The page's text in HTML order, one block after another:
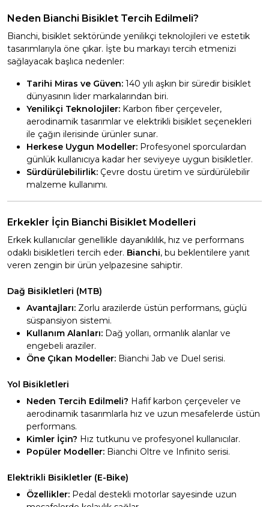
Neden Bianchi Bisiklet Tercih Edilmeli?
Bianchi, bisiklet sektöründe yenilikçi teknolojileri ve estetik
tasarımlarıyla öne çıkar. İşte bu markayı tercih etmenizi
sağlayacak başlıca nedenler:
Tarihi Miras ve Güven: 140 yılı aşkın bir süredir bisiklet
dünyasının lider markalarından biri.
Yenilikçi Teknolojiler: Karbon fiber çerçeveler,
aerodinamik tasarımlar ve elektrikli bisiklet seçenekleri
ile çağın ilerisinde ürünler sunar.
Herkese Uygun Modeller: Profesyonel sporculardan
günlük kullanıcıya kadar her seviyeye uygun bisikletler.
Sürdürülebilirlik: Çevre dostu üretim ve sürdürülebilir
malzeme kullanımı.
Erkekler İçin Bianchi Bisiklet Modelleri
Erkek kullanıcılar genellikle dayanıklılık, hız ve performans
odaklı bisikletleri tercih eder. Bianchi, bu beklentilere yanıt
veren zengin bir ürün yelpazesine sahiptir.
Dağ Bisikletleri (MTB)
Avantajları: Zorlu arazilerde üstün performans, güçlü
süspansiyon sistemi.
Kullanım Alanları: Dağ yolları, ormanlık alanlar ve
engebeli araziler.
Öne Çıkan Modeller: Bianchi Jab ve Duel serisi.
Yol Bisikletleri
Neden Tercih Edilmeli? Hafif karbon çerçeveler ve
aerodinamik tasarımlarla hız ve uzun mesafelerde üstün
performans.
Kimler İçin? Hız tutkunu ve profesyonel kullanıcılar.
Popüler Modeller: Bianchi Oltre ve Infinito serisi.
Elektrikli Bisikletler (E-Bike)
Özellikler: Pedal destekli motorlar sayesinde uzun